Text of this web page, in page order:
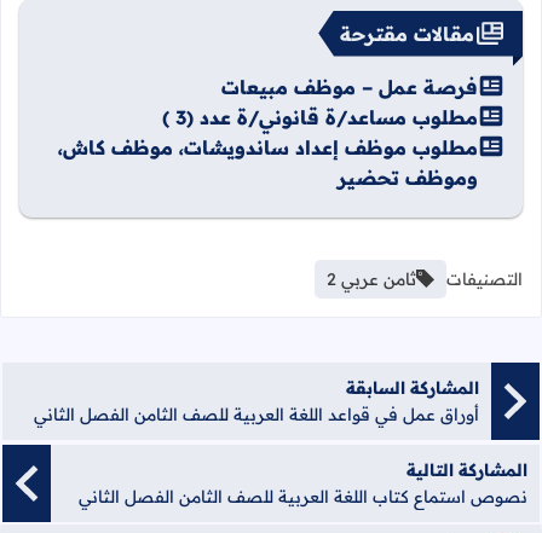
مقالات مقترحة
فرصة عمل – موظف مبيعات
مطلوب مساعد/ة قانوني/ة عدد (3 )
مطلوب موظف إعداد ساندويشات، موظف كاش،
وموظف تحضير
التصنيفات ثامن عربي 2
المشاركة السابقة
أوراق عمل في قواعد اللغة العربية للصف الثامن الفصل الثاني
المشاركة التالية
نصوص استماع كتاب اللغة العربية للصف الثامن الفصل الثاني